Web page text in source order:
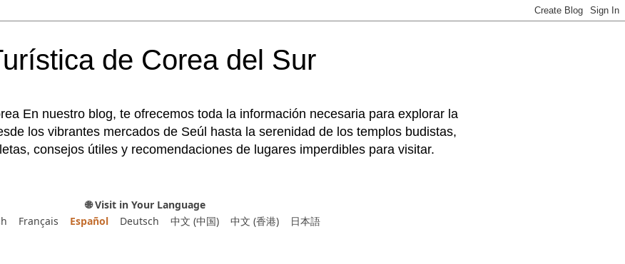
de Corea del Sur
En nuestro blog, te ofrecemos toda la información necesaria para explorar la
los vibrantes mercados de Seúl hasta la serenidad de los templos budistas,
consejos útiles y recomendaciones de lugares imperdibles para visitar.
🌐 Visit in Your Language
Français Español Deutsch 中文 (中国) 中文 (香港) 日本語